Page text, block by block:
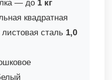
— до 1 кг
квадратная
сталь 1,0